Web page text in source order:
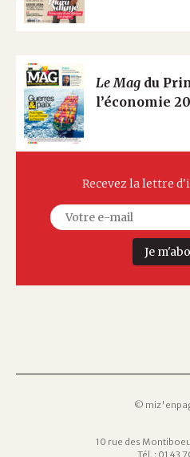
Le Mag du
l’économie
Recevez la lettre
Je
©
10 rue des